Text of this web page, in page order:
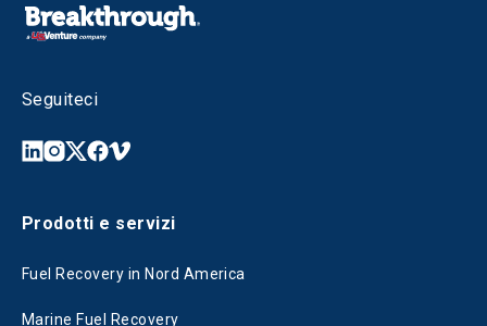
Seguiteci
Prodotti e servizi
Fuel Recovery in Nord America
Marine Fuel Recovery